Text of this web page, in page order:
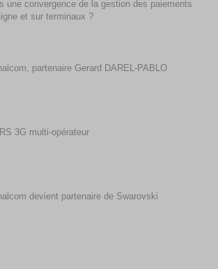
une convergence de la gestion des paiements
et sur terminaux ?
partenaire Gerard DAREL-PABLO
3G multi-opérateur
devient partenaire de Swarovski